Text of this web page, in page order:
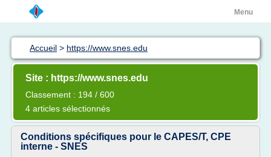
Menu
Accueil > https://www.snes.edu
Site : https://www.snes.edu
Classement : 194 / 600
4 articles sélectionnés
Conditions spécifiques pour le CAPES/T, CPE
interne - SNES